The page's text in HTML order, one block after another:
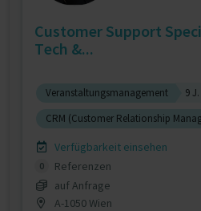
Customer Support
Tech &...
Veranstaltungsmanagement
9 J.
CRM (Customer Relationship
Verfügbarkeit einsehen
0
Referenzen
auf Anfrage
A-1050 Wien